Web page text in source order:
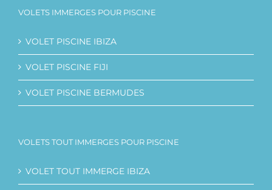
VOLETS IMMERGES POUR PISCINE
VOLET PISCINE IBIZA
VOLET PISCINE FIJI
VOLET PISCINE BERMUDES
VOLETS TOUT IMMERGES POUR PISCINE
VOLET TOUT IMMERGE IBIZA